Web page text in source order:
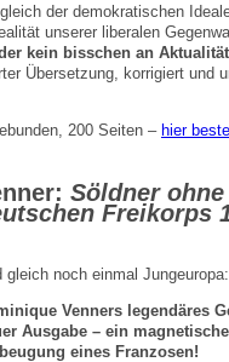
der demokratischen
unserer liberalen
kein bisschen an
Übersetzung, korrigiert und
200 Seiten –hier
Söldner
Freikorps
gleich noch einmal Jungeuropa:
Venners legendäres
Ausgabe – ein
eines Franzosen!